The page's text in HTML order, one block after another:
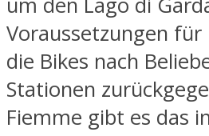
Voraussetzungen für
die Bikes nach
Stationen
Fiemme gibt es das